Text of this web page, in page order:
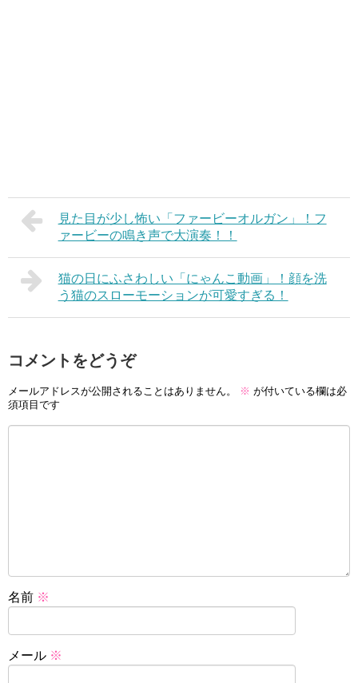
見た目が少し怖い「ファービーオルガン」！フ
ァービーの鳴き声で大演奏！！
猫の日にふさわしい「にゃんこ動画」！顔を洗
う猫のスローモーションが可愛すぎる！
コメントをどうぞ
メールアドレスが公開されることはありません。 ※ が付いている欄は必
須項目です
名前 ※
メール ※